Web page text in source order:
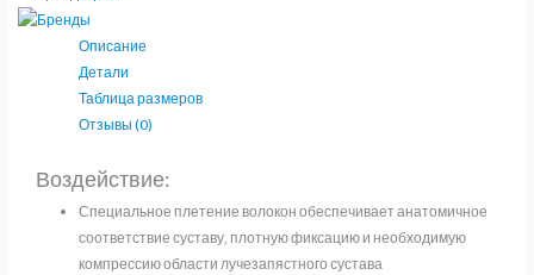
сустава
Крейт
У-806
Описание
Детали
Таблица размеров
Отзывы (0)
Воздействие:
Специальное плетение волокон обеспечивает анатомичное
соответствие суставу, плотную фиксацию и необходимую
компрессию области лучезапястного сустава